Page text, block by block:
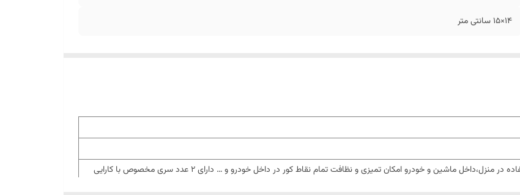
14×15 سانتی متر
طراحی سبک و کم حجم وقابلیت حمل آسان مناسب استفاده در منزل،داخل ماشین و خودرو امکان تمیزی و نظافت تمام نقاط کور در داخل خودرو و … دارای 2 عدد سری مخصوص با کارایی